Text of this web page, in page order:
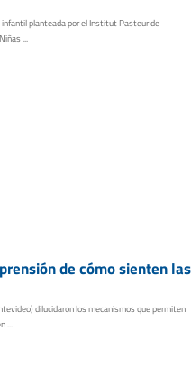
planteada por el Institut Pasteur de
...
de cómo sienten las
dilucidaron los mecanismos que permiten
...